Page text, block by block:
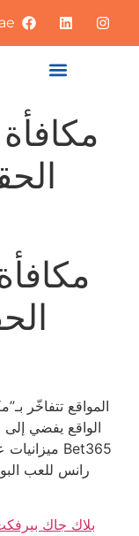
المواقع تتفاخّر
الواقع يفضي
بلاك جاك